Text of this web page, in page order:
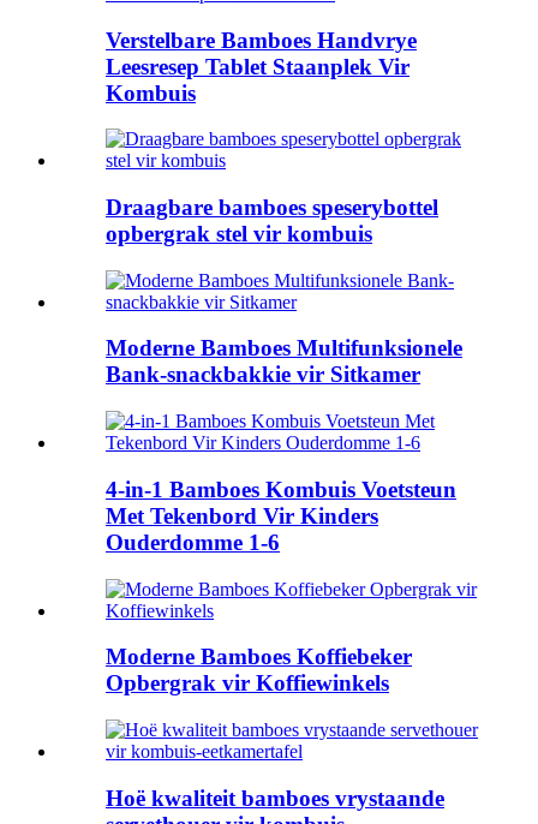
Verstelbare Bamboes Handvrye
Leesresep Tablet Staanplek Vir
Kombuis
Draagbare bamboes speserybottel
opbergrak stel vir kombuis
Moderne Bamboes Multifunksionele
Bank-snackbakkie vir Sitkamer
4-in-1 Bamboes Kombuis Voetsteun
Met Tekenbord Vir Kinders
Ouderdomme 1-6
Moderne Bamboes Koffiebeker
Opbergrak vir Koffiewinkels
Hoë kwaliteit bamboes vrystaande